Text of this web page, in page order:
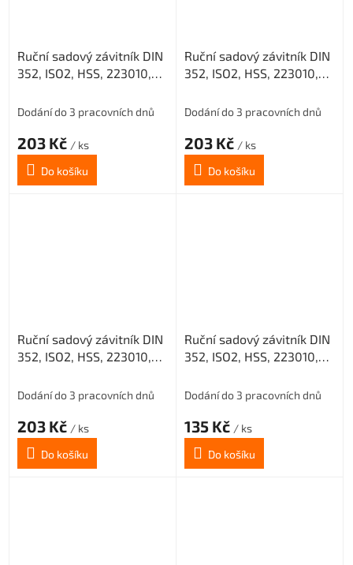
Ruční sadový závitník DIN
352, ISO2, HSS, 223010,
Dodání do 3 pracovních dnů
203 Kč / ks
Do košíku
Ruční sadový závitník DIN
352, ISO2, HSS, 223010,
Dodání do 3 pracovních dnů
203 Kč / ks
Do košíku
Ruční sadový závitník DIN
352, ISO2, HSS, 223010,
Dodání do 3 pracovních dnů
203 Kč / ks
Do košíku
Ruční sadový závitník DIN
352, ISO2, HSS, 223010,
Dodání do 3 pracovních dnů
135 Kč / ks
Do košíku